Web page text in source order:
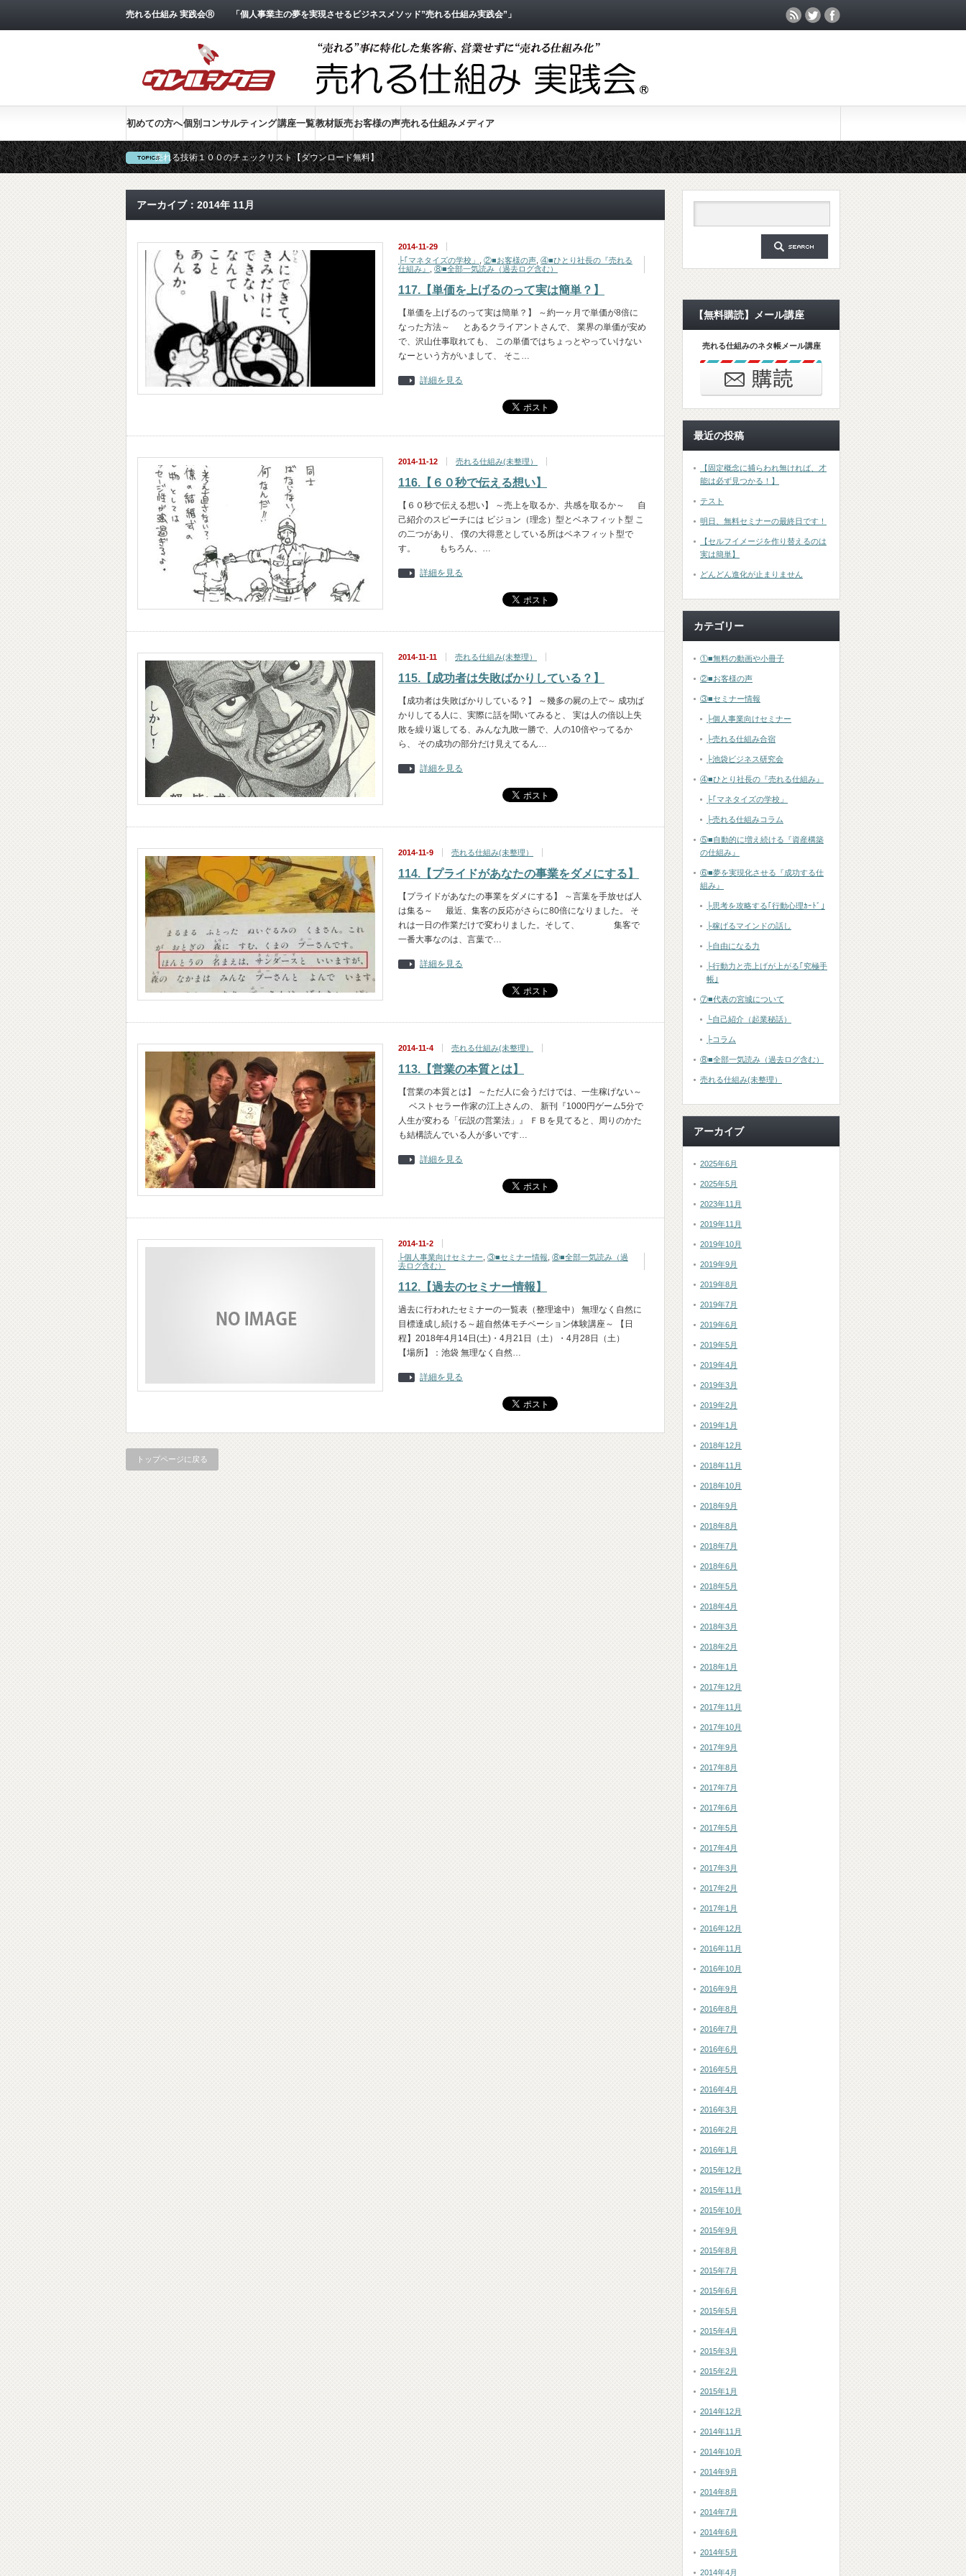
売れる仕組み 実践会Ⓡ 「個人事業主の夢を実現させるビジネスメソッド”売れる仕組み実践会”」
初めての方へ個別コンサルティング講座一覧教材販売お客様の声売れる仕組みメディア
売れる技術１００のチェックリスト【ダウンロード無料】
アーカイブ：2014年 11月
2014-11-29
├｢マネタイズの学校」
②■お客様の声 ④■ひとり社長の『売れる
仕組み』
⑧■全部一気読み（過去ログ含む）
117.【単価を上げるのって実は簡単？】
【単価を上げるのって実は簡単？】 ～約一ヶ月で単価が8倍に
なった方法～ とあるクライアントさんで、 業界の単価が安め
で、沢山仕事取れても、 この単価ではちょっとやっていけない
なーという方がいまして、 そこ…
詳細を見る
2014-11-12 売れる仕組み(未整理）
116.【６０秒で伝える想い】
【６０秒で伝える想い】 ～売上を取るか、共感を取るか～ 自
己紹介のスピーチには ビジョン（理念）型とベネフィット型 こ
の二つがあり、 僕の大得意としている所はベネフィット型で
す。 もちろん、…
詳細を見る
2014-11-11 売れる仕組み(未整理）
115.【成功者は失敗ばかりしている？】
【成功者は失敗ばかりしている？】 ～幾多の屍の上で～ 成功ば
かりしてる人に、実際に話を聞いてみると、 実は人の倍以上失
敗を繰り返してる、みんな九敗一勝で、人の10倍やってるか
ら、 その成功の部分だけ見えてるん…
詳細を見る
2014-11-9 売れる仕組み(未整理）
114.【プライドがあなたの事業をダメにする】
【プライドがあなたの事業をダメにする】 ～言葉を手放せば人
は集る～ 最近、集客の反応がさらに80倍になりました。 そ
れは一日の作業だけで変わりました。そして、 集客で
一番大事なのは、言葉で…
詳細を見る
2014-11-4 売れる仕組み(未整理）
113.【営業の本質とは】
【営業の本質とは】 ～ただ人に会うだけでは、一生稼げない～
ベストセラー作家の江上さんの、 新刊『1000円ゲーム5分で
人生が変わる「伝説の営業法」』 ＦＢを見てると、周りのかた
も結構読んでいる人が多いです…
詳細を見る
2014-11-2
├個人事業向けセミナー ③■セミナー情報 ⑧■全部一気読み（過
去ログ含む）
112.【過去のセミナー情報】
過去に行われたセミナーの一覧表（整理途中） 無理なく自然に
目標達成し続ける～超自然体モチベーション体験講座～ 【日
程】2018年4月14日(土)・4月21日（土）・4月28日（土）
【場所】：池袋 無理なく自然…
詳細を見る
トップページに戻る
【無料購読】メール講座
売れる仕組みのネタ帳メール講座
最近の投稿
【固定概念に捕らわれ無ければ、才
能は必ず見つかる！】
テスト
明日、無料セミナーの最終日です！
【セルフイメージを作り替えるのは
実は簡単】
どんどん進化が止まりません
カテゴリー
①■無料の動画や小冊子
②■お客様の声
③■セミナー情報
├個人事業向けセミナー
├売れる仕組み合宿
├池袋ビジネス研究会
④■ひとり社長の『売れる仕組み』
├｢マネタイズの学校」
├売れる仕組みコラム
⑤■自動的に増え続ける『資産構築
の仕組み』
⑥■夢を実現化させる『成功する仕
組み』
├思考を攻略する｢行動心理ｶｰﾄﾞ｣
├稼げるマインドの話し
├自由になる力
├行動力と売上げが上がる｢究極手
帳｣
⑦■代表の宮城について
└自己紹介（起業秘話）
├コラム
⑧■全部一気読み（過去ログ含む）
売れる仕組み(未整理）
アーカイブ
2025年6月
2025年5月
2023年11月
2019年11月
2019年10月
2019年9月
2019年8月
2019年7月
2019年6月
2019年5月
2019年4月
2019年3月
2019年2月
2019年1月
2018年12月
2018年11月
2018年10月
2018年9月
2018年8月
2018年7月
2018年6月
2018年5月
2018年4月
2018年3月
2018年2月
2018年1月
2017年12月
2017年11月
2017年10月
2017年9月
2017年8月
2017年7月
2017年6月
2017年5月
2017年4月
2017年3月
2017年2月
2017年1月
2016年12月
2016年11月
2016年10月
2016年9月
2016年8月
2016年7月
2016年6月
2016年5月
2016年4月
2016年3月
2016年2月
2016年1月
2015年12月
2015年11月
2015年10月
2015年9月
2015年8月
2015年7月
2015年6月
2015年5月
2015年4月
2015年3月
2015年2月
2015年1月
2014年12月
2014年11月
2014年10月
2014年9月
2014年8月
2014年7月
2014年6月
2014年5月
2014年4月